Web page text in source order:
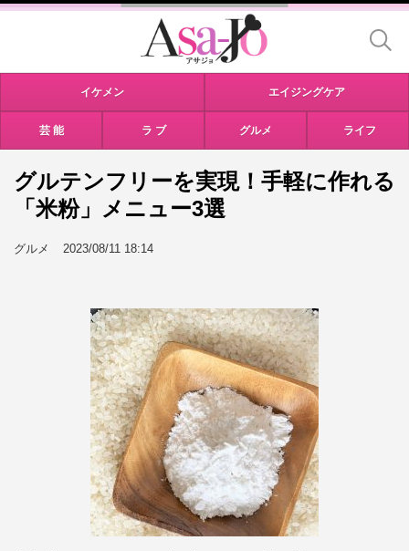
イケメン エイジングケア
芸 能 ラ ブ グルメ ライフ
グルテンフリーを実現！手軽に作れる
「米粉」メニュー3選
グルメ 2023/08/11 18:14